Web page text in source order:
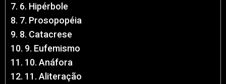
6. Hipérbole
7. Prosopopéia
8. Catacrese
9. Eufemismo
10. Anáfora
11. Aliteração